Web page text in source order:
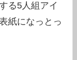
る5人組アイ
紙になっとっ